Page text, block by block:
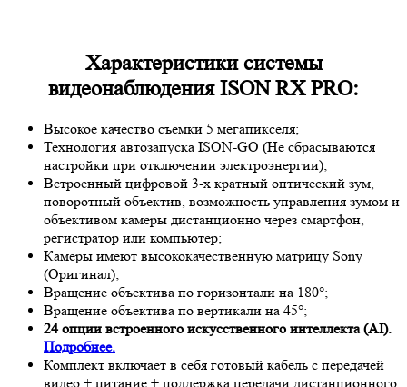
Характеристики системы
видеонаблюдения ISON RX PRO:
Высокое качество съемки 5 мегапикселя;
Технология автозапуска ISON-GO (Не сбрасываются
настройки при отключении электроэнергии);
Встроенный цифровой 3-х кратный оптический зум,
поворотный объектив, возможность управления зумом и
объективом камеры дистанционно через смартфон,
регистратор или компьютер;
Камеры имеют высококачественную матрицу Sony
(Оригинал);
Вращение объектива по горизонтали на 180°;
Вращение объектива по вертикали на 45°;
24 опции встроенного искусственного интеллекта (AI).
Подробнее.
Комплект включает в себя готовый кабель с передачей
видео + питание + поддержка передачи дистанционного